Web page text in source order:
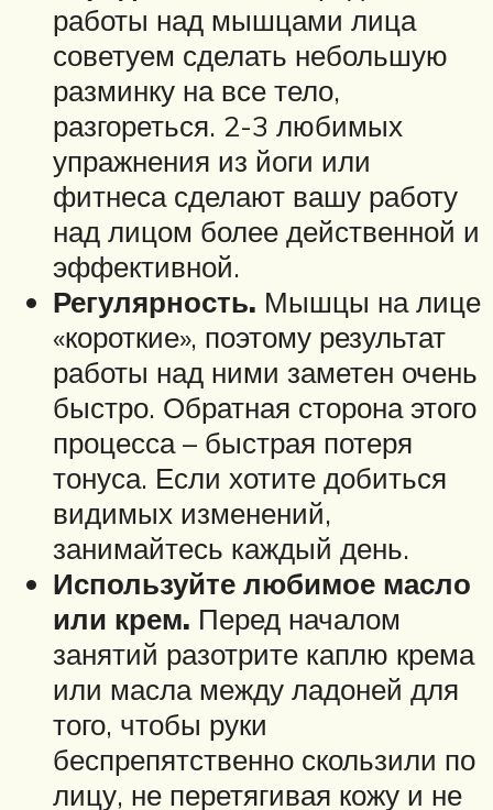
работы над мышцами лица
советуем сделать небольшую
разминку на все тело,
разгореться. 2-3 любимых
упражнения из йоги или
фитнеса сделают вашу работу
над лицом более действенной и
эффективной.
Регулярность. Мышцы на лице
«короткие», поэтому результат
работы над ними заметен очень
быстро. Обратная сторона этого
процесса – быстрая потеря
тонуса. Если хотите добиться
видимых изменений,
занимайтесь каждый день.
Используйте любимое масло
или крем. Перед началом
занятий разотрите каплю крема
или масла между ладоней для
того, чтобы руки
беспрепятственно скользили по
лицу, не перетягивая кожу и не